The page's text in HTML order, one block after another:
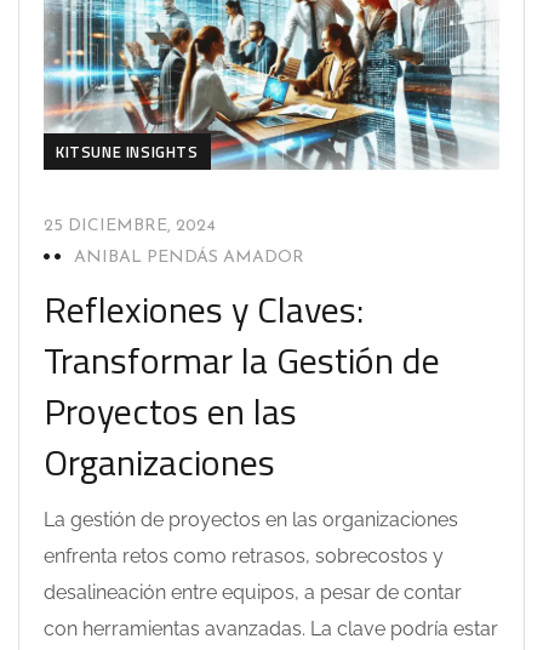
KITSUNE INSIGHTS
25 DICIEMBRE, 2024
ANIBAL PENDÁS AMADOR
Reflexiones y Claves:
Transformar la Gestión de
Proyectos en las
Organizaciones
La gestión de proyectos en las organizaciones
enfrenta retos como retrasos, sobrecostos y
desalineación entre equipos, a pesar de contar
con herramientas avanzadas. La clave podría estar